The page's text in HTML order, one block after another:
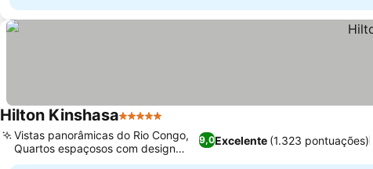
Hilton Kinshasa5 Estrelas
9,0Excelente (1.323 pontuações)
Vistas panorâmicas do Rio Congo,
Quartos espaçosos com design
único